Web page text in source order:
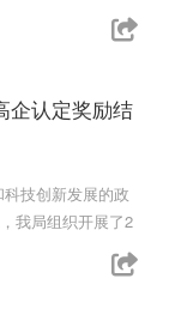
企认定奖励结
技创新发展的政
我局组织开展了2